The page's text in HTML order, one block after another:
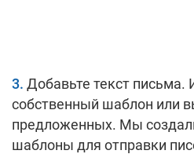
Добавьте текст письма.
собственный шаблон или
предложенных. Мы
шаблоны для отправки